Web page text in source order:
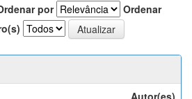
por
Ordenar
Autor(es)